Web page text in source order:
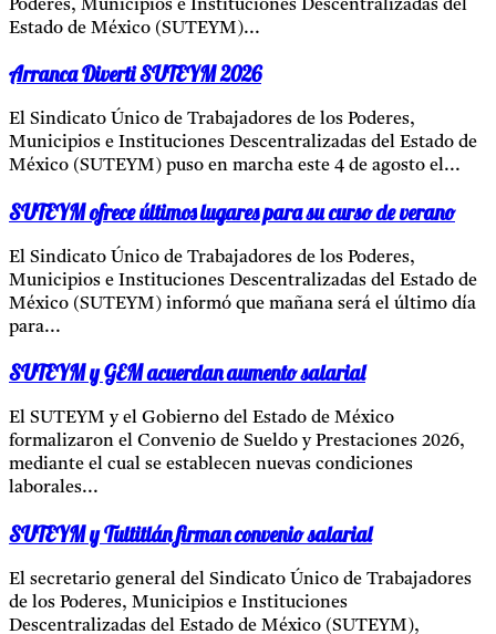
Poderes, Municipios e Instituciones Descentralizadas del
Estado de México (SUTEYM)...
Arranca Diverti SUTEYM 2026
El Sindicato Único de Trabajadores de los Poderes,
Municipios e Instituciones Descentralizadas del Estado de
México (SUTEYM) puso en marcha este 4 de agosto el...
SUTEYM ofrece últimos lugares para su curso de verano
El Sindicato Único de Trabajadores de los Poderes,
Municipios e Instituciones Descentralizadas del Estado de
México (SUTEYM) informó que mañana será el último día
para...
SUTEYM y GEM acuerdan aumento salarial
El SUTEYM y el Gobierno del Estado de México
formalizaron el Convenio de Sueldo y Prestaciones 2026,
mediante el cual se establecen nuevas condiciones
laborales...
SUTEYM y Tultitlán firman convenio salarial
El secretario general del Sindicato Único de Trabajadores
de los Poderes, Municipios e Instituciones
Descentralizadas del Estado de México (SUTEYM),